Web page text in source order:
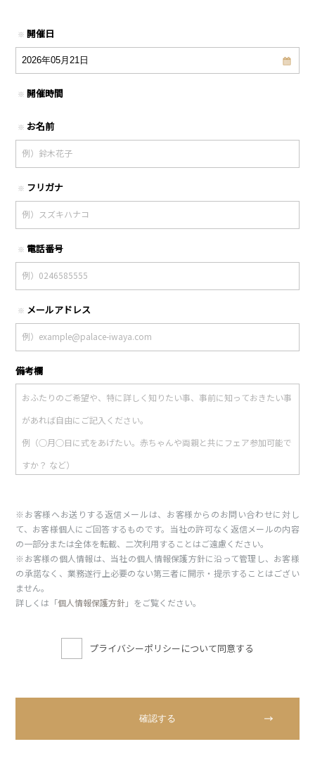
※ 開催日
※ 開催時間
※ お名前
※ フリガナ
※ 電話番号
※ メールアドレス
備考欄
※お客様へお送りする返信メールは、お客様からのお問い合わせに対し
て、お客様個人にご回答するものです。当社の許可なく返信メールの内容
の一部分または全体を転載、二次利用することはご遠慮ください。
※お客様の個人情報は、当社の個人情報保護方針に沿って管理し、お客様
の承諾なく、業務遂行上必要のない第三者に開示・提示することはござい
ません。
詳しくは「個人情報保護方針」をご覧ください。
プライバシーポリシーについて同意する